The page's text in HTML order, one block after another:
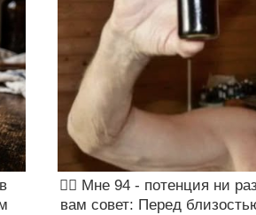
❤️‍🔥 Мне 94 - потенция ни
вам совет: Перед